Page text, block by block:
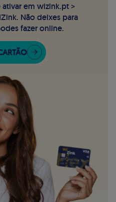
ativar em wizink.pt >
Não deixes para
fazer online.